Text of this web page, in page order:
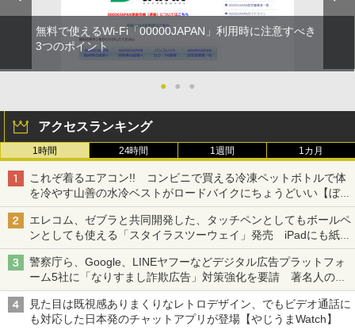
無料で使えるWi-Fi「00000JAPAN」利用時に注意すべき
3つのポイント
● ● ●
アクセスランキング
1時間 24時間 1週間 1カ月
これぞ着るエアコン!! コンビニで買える冷凍ペットボトルで体
を冷やす山善の水冷ベストがロードバイクにちょうどいい【ぼっ
ち・ざ・ろーど！その14】【空いた時間でなにしてる？】
エレコム、ゼブラと共同開発した、タッチペンとしてもボールペ
ンとしても使える「スタイラスツーウェイ」発売 iPadにも紙に
も、持ち替えずに書き込める
警察庁ら、Google、LINEヤフーなどデジタル広告プラットフォ
ーム5社に「なりすまし詐欺広告」対策強化を要請 著名人の写
真や映像を使った投資詐欺などへの対策として
見た目は既視感ありまくりなレトロデザイン、でもビデオ通話に
も対応した日本発のチャットアプリが登場【やじうまWatch】